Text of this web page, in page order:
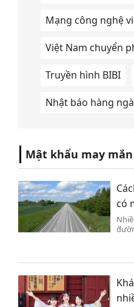
Mạng công nghệ
Việt Nam chuyển
Truyền hình BIBI
Nhật báo hàng
Mật khẩu may mắn
có
và